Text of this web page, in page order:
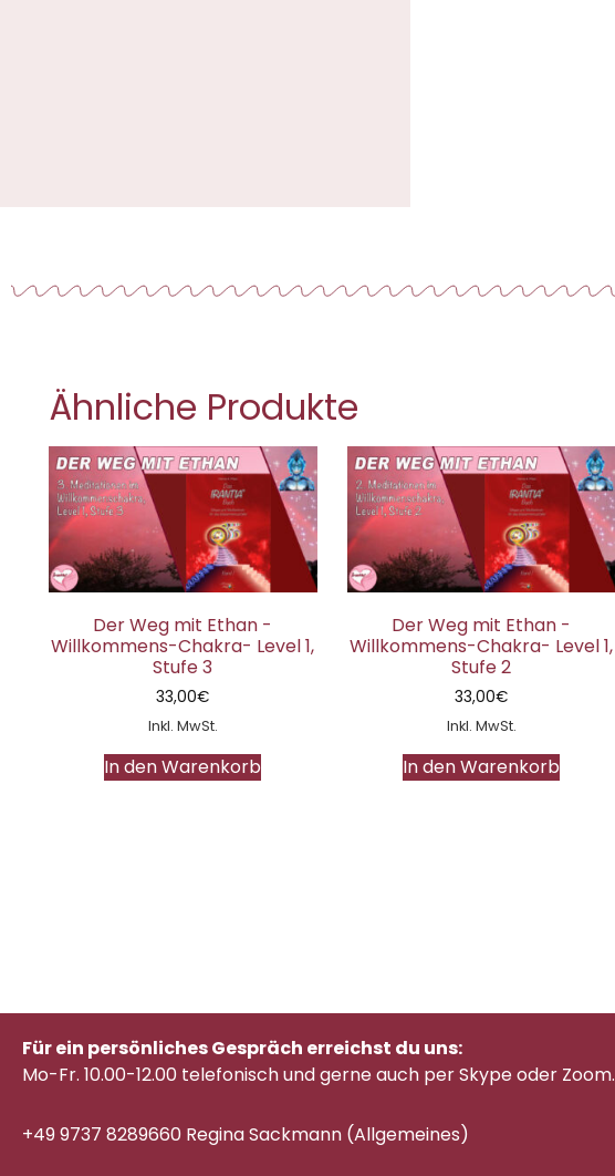
Ähnliche Produkte
Der Weg mit Ethan -
Willkommens-Chakra- Level 1,
Stufe 3
33,00€
Inkl. MwSt.
In den Warenkorb
Der Weg mit Ethan -
Willkommens-Chakra- Level 1,
Stufe 2
33,00€
Inkl. MwSt.
In den Warenkorb
Für ein persönliches Gespräch erreichst du uns:
Mo-Fr. 10.00-12.00 telefonischund gerne auch per Skype oder Zoom.
+49 9737 8289660 Regina Sackmann (Allgemeines)